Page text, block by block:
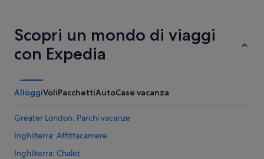
Scopri un mondo di viaggi
con Expedia
AlloggiVoliPacchettiAutoCase vacanza
Greater London: Parchi vacanze
Inghilterra: Affittacamere
Inghilterra: Chalet